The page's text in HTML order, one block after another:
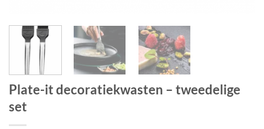
Plate-it decoratiekwasten – tweedelige
set